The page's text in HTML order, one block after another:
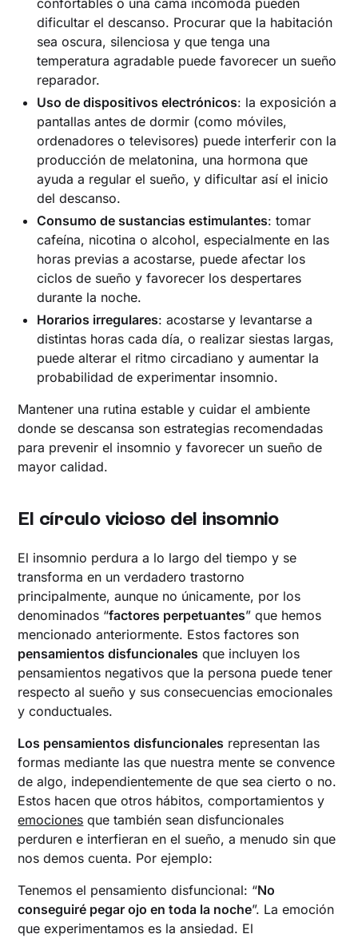
dificultar el descanso. Procurar que la habitación
sea oscura, silenciosa y que tenga una
temperatura agradable puede favorecer un sueño
reparador.
Uso de dispositivos electrónicos: la exposición a
pantallas antes de dormir (como móviles,
ordenadores o televisores) puede interferir con la
producción de melatonina, una hormona que
ayuda a regular el sueño, y dificultar así el inicio
del descanso.
Consumo de sustancias estimulantes: tomar
cafeína, nicotina o alcohol, especialmente en las
horas previas a acostarse, puede afectar los
ciclos de sueño y favorecer los despertares
durante la noche.
Horarios irregulares: acostarse y levantarse a
distintas horas cada día, o realizar siestas largas,
puede alterar el ritmo circadiano y aumentar la
probabilidad de experimentar insomnio.
Mantener una rutina estable y cuidar el ambiente
donde se descansa son estrategias recomendadas
para prevenir el insomnio y favorecer un sueño de
mayor calidad.
El círculo vicioso del insomnio
El insomnio perdura a lo largo del tiempo y se
transforma en un verdadero trastorno
principalmente, aunque no únicamente, por los
denominados “factores perpetuantes” que hemos
mencionado anteriormente. Estos factores son
pensamientos disfuncionales que incluyen los
pensamientos negativos que la persona puede tener
respecto al sueño y sus consecuencias emocionales
y conductuales.
Los pensamientos disfuncionales representan las
formas mediante las que nuestra mente se convence
de algo, independientemente de que sea cierto o no.
Estos hacen que otros hábitos, comportamientos y
emociones que también sean disfuncionales
perduren e interfieran en el sueño, a menudo sin que
nos demos cuenta. Por ejemplo:
Tenemos el pensamiento disfuncional: “No
conseguiré pegar ojo en toda la noche”. La emoción
que experimentamos es la ansiedad. El